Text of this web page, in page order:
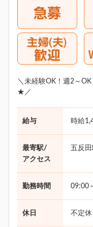
＼未経験OK！週2～
★／
給与 時給
最寄駅/
アクセス
五反
勤務時間 09:00
休日 不定休